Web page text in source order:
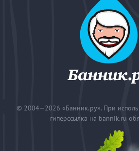
© 2004—2026 «Банник.ру». При
гиперссылка на bannik.ru